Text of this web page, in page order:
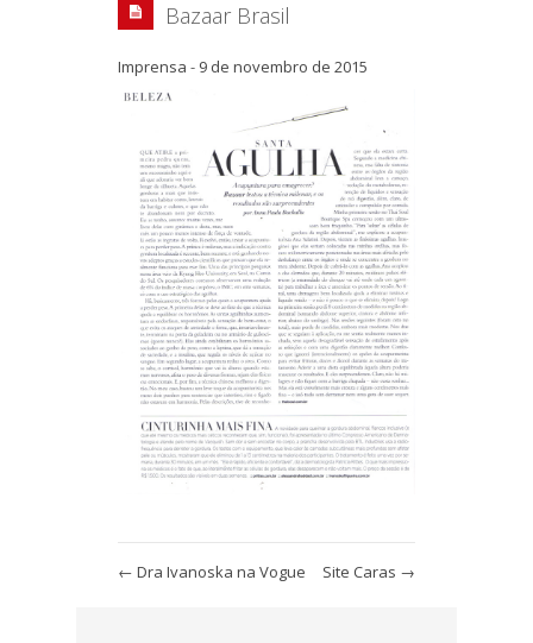
Bazaar Brasil
Imprensa - 9 de novembro de 2015
← Dra Ivanoska na Vogue Site Caras →